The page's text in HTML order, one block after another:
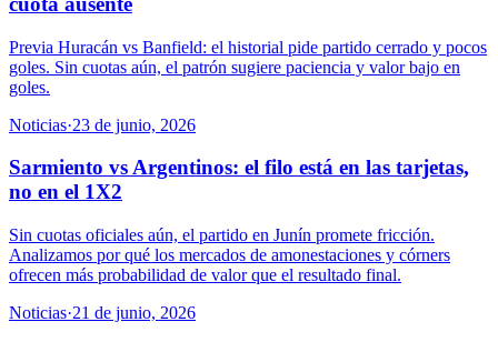
Previa Huracán vs Banfield: el historial pide partido cerrado y pocos
goles. Sin cuotas aún, el patrón sugiere paciencia y valor bajo en
goles.
Noticias·23 de junio, 2026
Sarmiento vs Argentinos: el filo está en las tarjetas,
no en el 1X2
Sin cuotas oficiales aún, el partido en Junín promete fricción.
Analizamos por qué los mercados de amonestaciones y córners
ofrecen más probabilidad de valor que el resultado final.
Noticias·21 de junio, 2026